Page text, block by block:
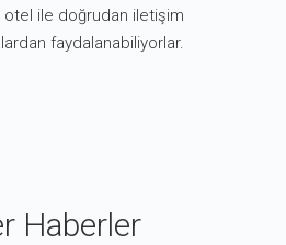
ile doğrudan iletişim
faydalanabiliyorlar.
Haberler